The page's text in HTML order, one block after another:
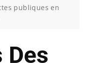
publiques en